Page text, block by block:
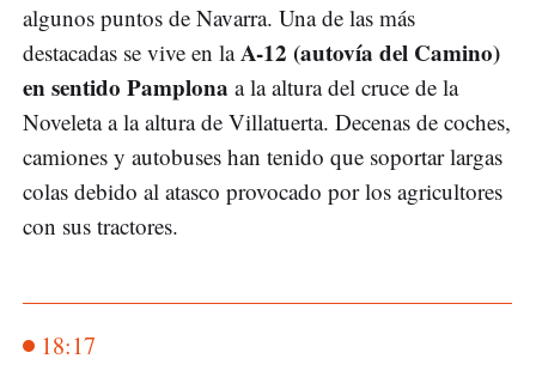
algunos puntos de Navarra. Una de las más
destacadas se vive en laA-12 (autovía del Camino)
en sentido Pamplona a la altura del cruce de la
Noveleta a la altura de Villatuerta. Decenas de coches,
camiones y autobuses han tenido que soportar largas
colas debido al atasco provocado por los agricultores
con sus tractores.
18:17